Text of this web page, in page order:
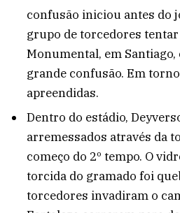
confusão iniciou antes do
grupo de torcedores
Monumental, em Santiago,
grande confusão. Em
apreendidas.
Dentro do estádio,
arremessados através da
começo do 2º tempo. O
torcida do gramado foi
torcedores invadiram o